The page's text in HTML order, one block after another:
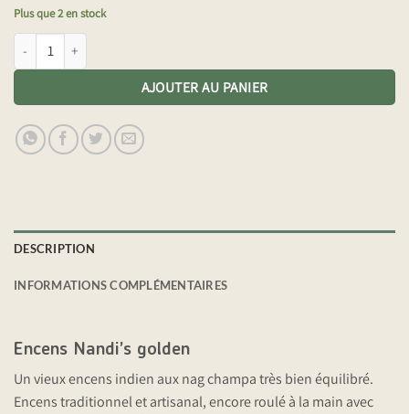
Plus que 2 en stock
quantité de Encens Nandi's golden
AJOUTER AU PANIER
DESCRIPTION
INFORMATIONS COMPLÉMENTAIRES
Encens Nandi’s golden
Un vieux encens indien aux nag champa très bien équilibré.
Encens traditionnel et artisanal, encore roulé à la main avec